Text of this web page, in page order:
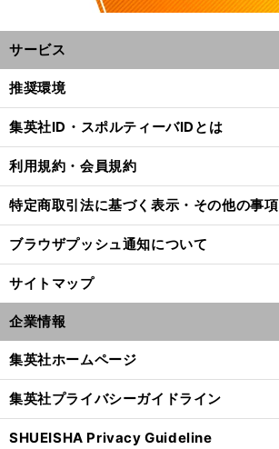
サービス
推奨環境
集英社ID・スポルティーバIDとは
利用規約・会員規約
特定商取引法に基づく表示・その他の事項
ブラウザプッシュ通知について
サイトマップ
企業情報
集英社ホームページ
集英社プライバシーガイドライン
SHUEISHA Privacy Guideline